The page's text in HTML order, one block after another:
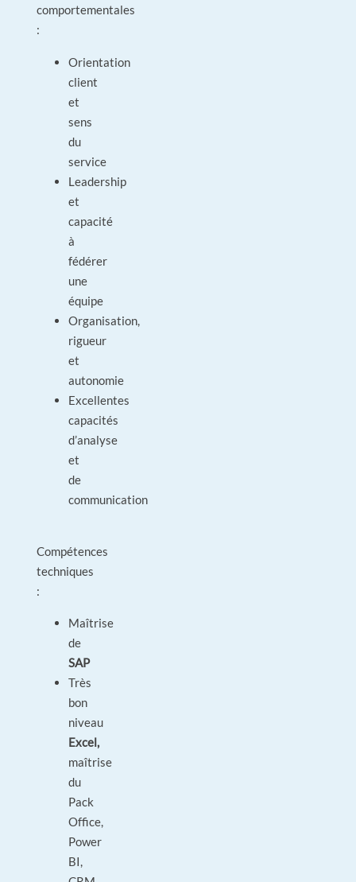
comportementales
:
Orientation
client
et
sens
du
service
Leadership
et
capacité
à
fédérer
une
équipe
Organisation,
rigueur
et
autonomie
Excellentes
capacités
d’analyse
et
de
communication
Compétences
techniques
:
Maîtrise
de
SAP
Très
bon
niveau
Excel,
maîtrise
du
Pack
Office,
Power
BI,